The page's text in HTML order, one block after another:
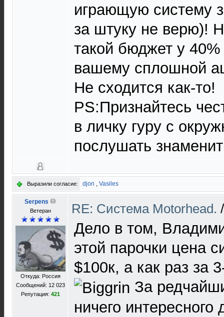
играющую систему
за штуку не верю)!
такой бюджет у
вашему сплошной
Не сходится как-то!
PS:Признайтесь
в личку гуру с
послушать
Выразили согласие: djon , Vasiles
Serpens
Ветеран
Откуда: Россия
Сообщений: 12 023
Репутация: 421
RE: Cистема Motorhead.
Дело в том,
этой парочки цена
$100к, а как раз за
За
ничего